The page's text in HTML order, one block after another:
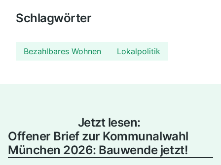
Schlagwörter
Bezahlbares Wohnen Lokalpolitik
Jetzt lesen:
Offener Brief zur Kommunalwahl
München 2026: Bauwende jetzt!